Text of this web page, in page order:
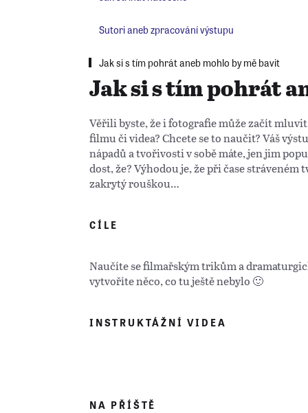
Sutori aneb zpracování výstupu
Jak si s tím pohrát aneb mohlo by mě bavit
Jak si s tím pohrát
Věřili byste, že i fotografie může začít
filmu či videa? Chcete se to naučit? Váš
nápadů a tvořivosti v sobě máte, jen jim
dost, že? Výhodou je, že při čase
zakrytý rouškou…
CÍLE
Naučíte se filmařským trikům a
vytvoříte něco, co tu ještě nebylo 🙂
INSTRUKTÁŽNÍ VIDEA
NA PŘÍŠTĚ